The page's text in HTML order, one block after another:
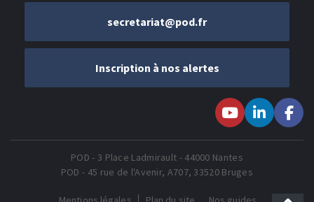
secretariat@pod.fr
Inscription à nos alertes
Youtubesur LinkedIn
nous sur
POD - 3 Place Ladmirault - 44000 Nantes
POD - 45 rue de l'Avenir, A707, 33520 Bruges